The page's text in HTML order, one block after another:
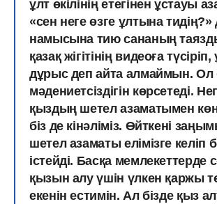
ұлт өкілінің етегінен ұстауы
«сен неге өзге ұлтына
намысына тию сананың
қазақ жігітінің видеоға
дұрыс деп айта алмаймын. Ол
мәдениетсіздігін көрсетеді.
қыздың шетел азаматымен
біз де кінәліміз. Өйткені
шетел азаматы елімізге келіп
істейді. Басқа мемлекеттерде
қызын алу үшін үлкен қаржы
екенін естимін. Ал бізде қыз